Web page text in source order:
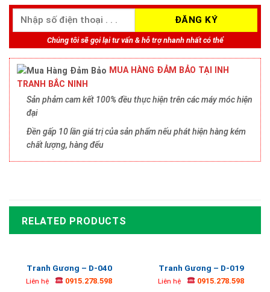
Chúng tôi sẽ gọi lại tư vấn & hỗ trợ nhanh nhất có thể
MUA HÀNG ĐẢM BẢO TẠI INH
TRANH BẮC NINH
Sản phảm cam kết 100% đều thực hiện trên các máy móc hiện
đại
Đền gấp 10 lần giá trị của sản phẩm nếu phát hiện hàng kém
chất lượng, hàng đểu
RELATED PRODUCTS
Tranh Gương – D-040
Liên hệ 0915.278.598
Tranh Gương – D-019
Liên hệ 0915.278.598